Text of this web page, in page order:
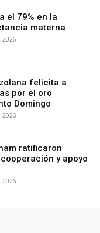
el 79% en la
materna
2026
felicita a
por el oro
Domingo
2026
ratificaron
y apoyo
2026